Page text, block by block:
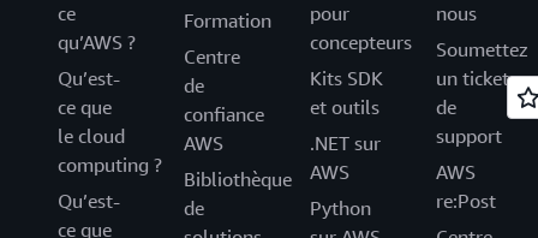
ce
qu’AWS ?
Qu’est-
ce que
le cloud
computing ?
Qu’est-
ce que
Formation
Centre
de
confiance
AWS
Bibliothèque
de
pour
concepteurs
Kits SDK
et outils
.NET sur
AWS
Python
nous
Soumettez
un ticket
de
support
AWS
re:Post